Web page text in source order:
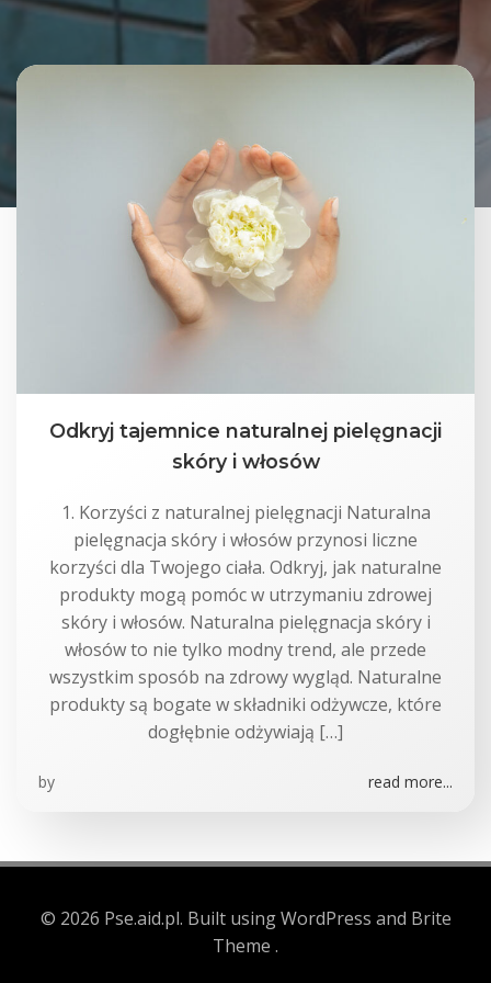
Odkryj tajemnice naturalnej pielęgnacji
skóry i włosów
1. Korzyści z naturalnej pielęgnacji Naturalna
pielęgnacja skóry i włosów przynosi liczne
korzyści dla Twojego ciała. Odkryj, jak naturalne
produkty mogą pomóc w utrzymaniu zdrowej
skóry i włosów. Naturalna pielęgnacja skóry i
włosów to nie tylko modny trend, ale przede
wszystkim sposób na zdrowy wygląd. Naturalne
produkty są bogate w składniki odżywcze, które
dogłębnie odżywiają […]
by read more...
© 2026 Pse.aid.pl. Built using WordPress and Brite
Theme .